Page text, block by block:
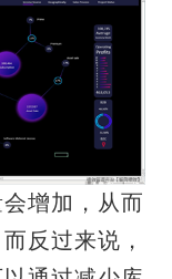
增加，从而
反过来说，